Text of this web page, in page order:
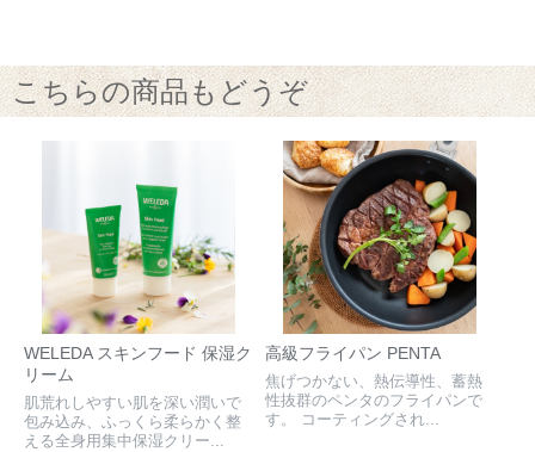
こちらの商品もどうぞ
WELEDA スキンフード 保湿ク
リーム
肌荒れしやすい肌を深い潤いで
包み込み、ふっくら柔らかく整
える全身用集中保湿クリー...
高級フライパン PENTA
焦げつかない、熱伝導性、蓄熱
性抜群のペンタのフライパンで
す。 コーティングされ...